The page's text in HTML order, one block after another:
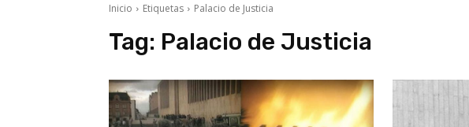
Inicio Etiquetas Palacio de Justicia
Tag: Palacio de Justicia